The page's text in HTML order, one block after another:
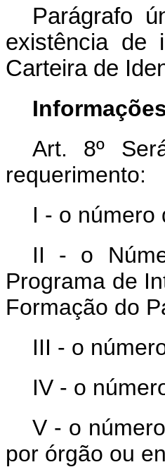
Parágrafo
existência de
Carteira de
Art. 8º
requerimento:
I - o número
II - o
Programa de
Formação do
III - o
IV - o
V - o
por órgão ou